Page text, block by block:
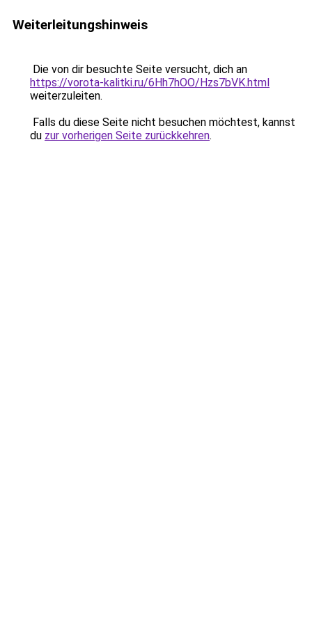
Weiterleitungshinweis
Die von dir besuchte Seite versucht, dich an
https://vorota-kalitki.ru/6Hh7hOO/Hzs7bVK.html
weiterzuleiten.
Falls du diese Seite nicht besuchen möchtest, kannst
du zur vorherigen Seite zurückkehren.